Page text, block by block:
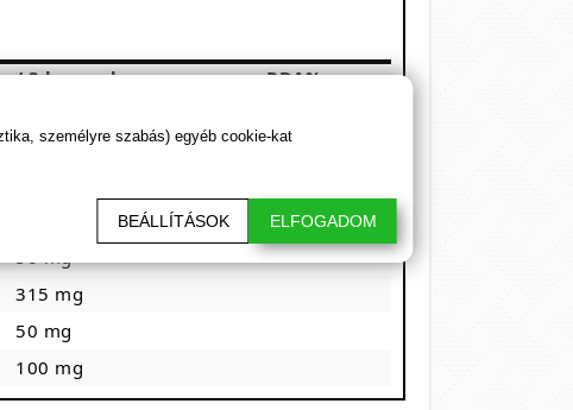
/ 3 kapszula
RDA%
850 mg
50 mg
315 mg
50 mg
100 mg
személyre szabás) egyéb cookie-kat
BEÁLLÍTÁSOK ELFOGADOM